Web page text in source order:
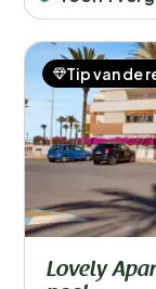
Tip van de
Lovely